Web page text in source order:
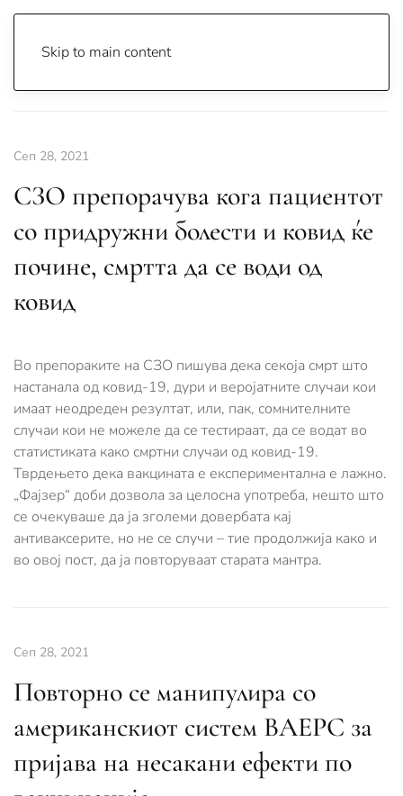
Skip to main content
Сеп 28, 2021
СЗО препорачува кога пациентот
со придружни болести и ковид ќе
почине, смртта да се води од
ковид
Во препораките на СЗО пишува дека секоја смрт што
настанала од ковид-19, дури и веројатните случаи кои
имаат неодреден резултат, или, пак, сомнителните
случаи кои не можеле да се тестираат, да се водат во
статистиката како смртни случаи од ковид-19.
Тврдењето дека вакцината е експериментална е лажно.
„Фајзер“ доби дозвола за целосна употреба, нешто што
се очекуваше да ја зголеми довербата кај
антиваксерите, но не се случи – тие продолжија како и
во овој пост, да ја повторуваат старата мантра.
Сеп 28, 2021
Повторно се манипулира со
американскиот систем ВАЕРС за
пријава на несакани ефекти по